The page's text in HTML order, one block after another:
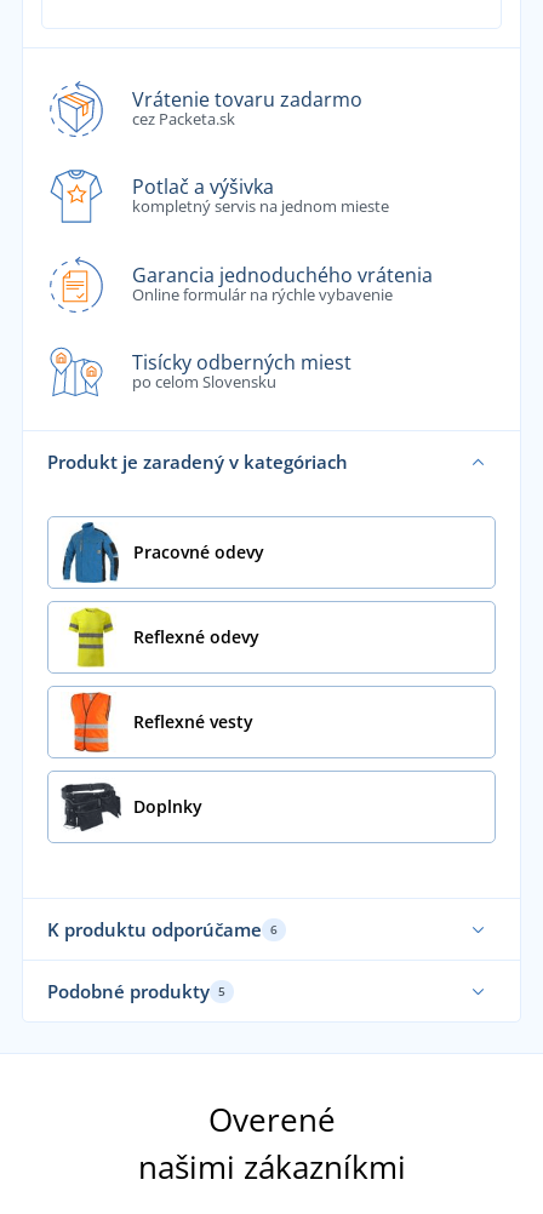
Vrátenie tovaru zadarmo
cez Packeta.sk
Potlač a výšivka
kompletný servis na jednom mieste
Garancia jednoduchého vrátenia
Online formulár na rýchle vybavenie
Tisícky odberných miest
po celom Slovensku
Produkt je zaradený v kategóriach
Pracovné odevy
Reflexné odevy
Reflexné vesty
Doplnky
K produktu odporúčame 6
Podobné produkty 5
Overené
našimi zákazníkmi